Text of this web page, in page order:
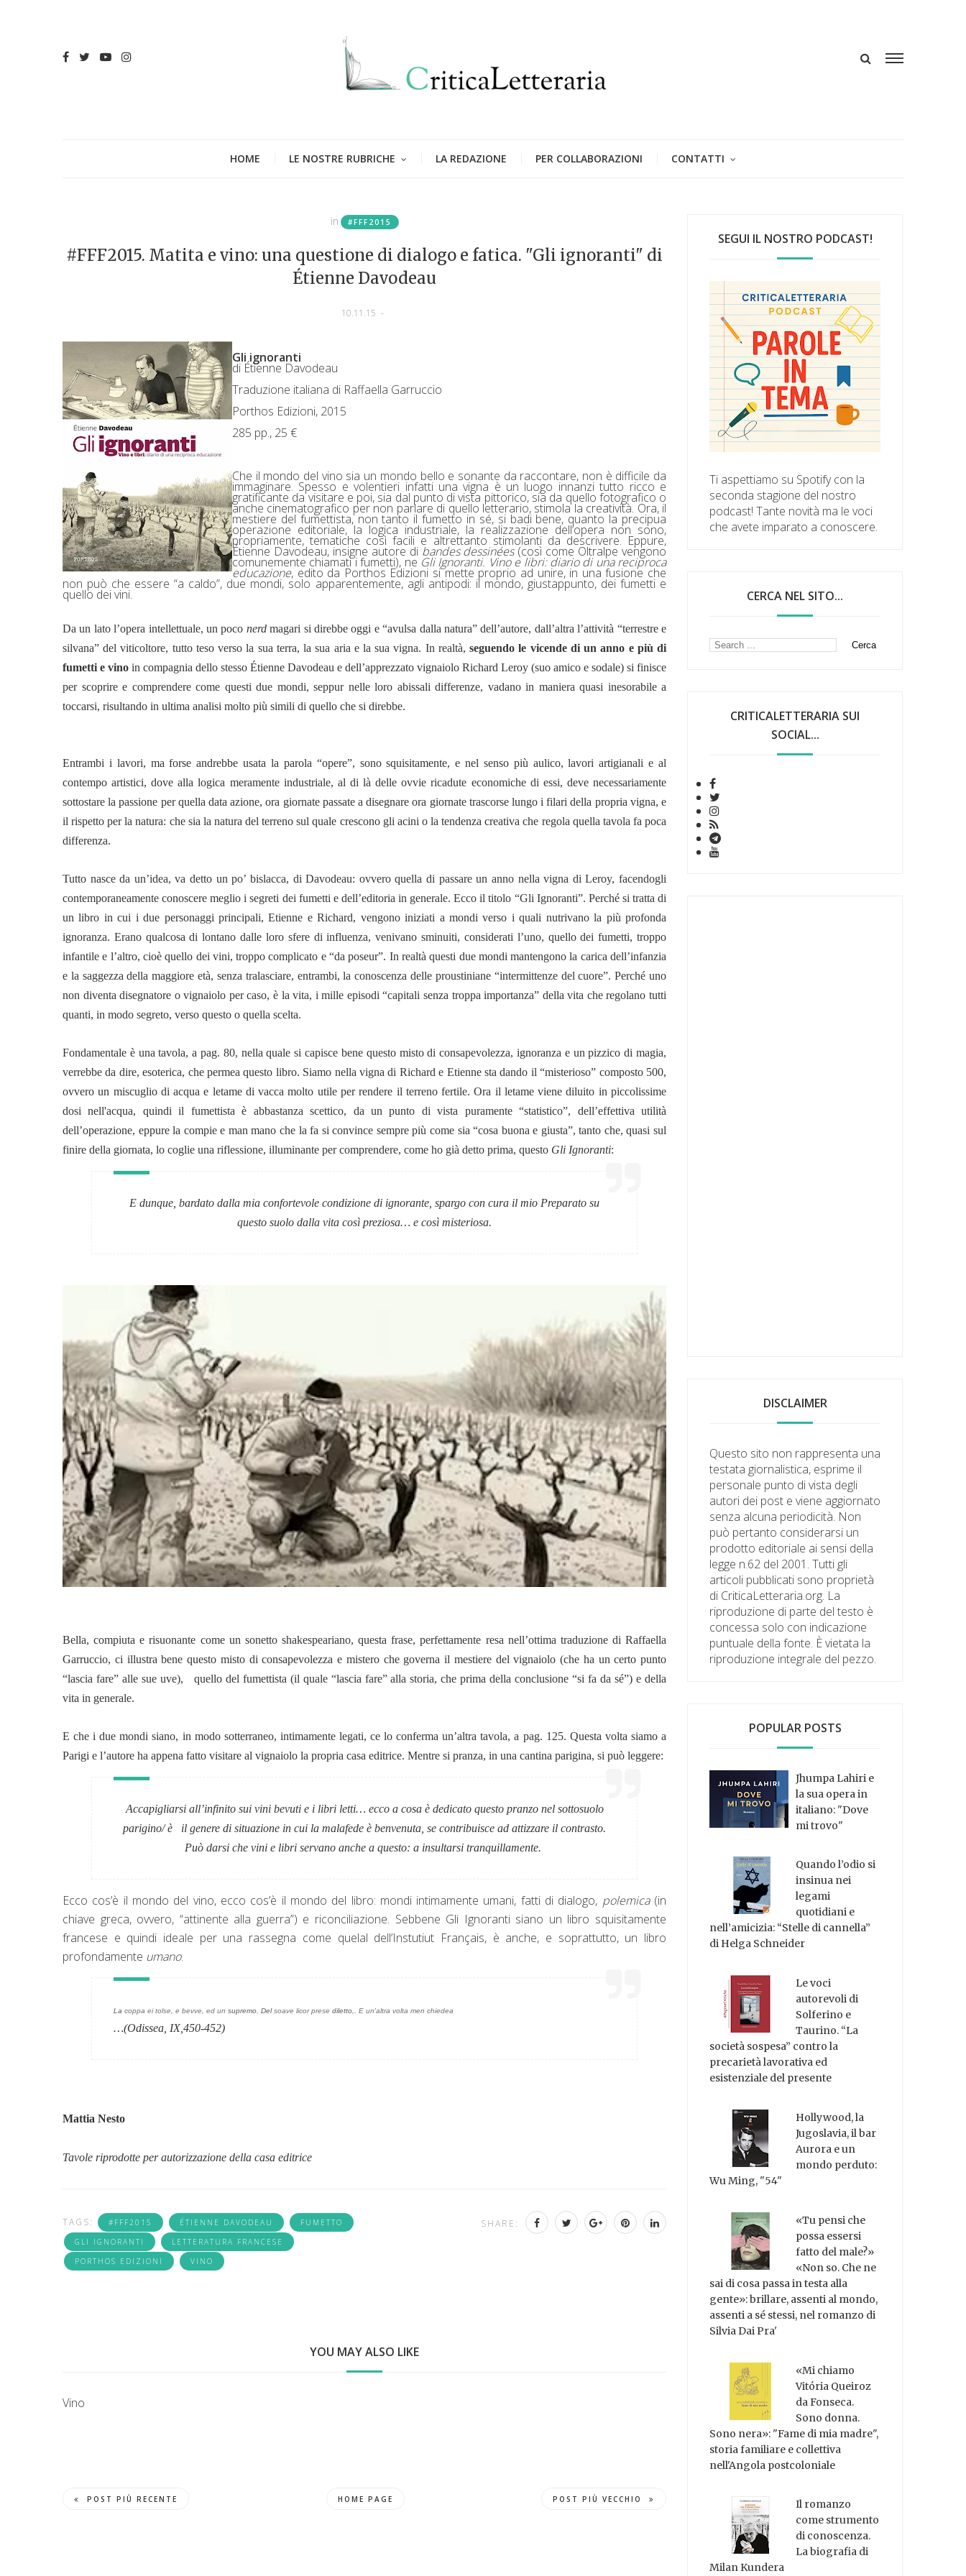
HOME LE NOSTRE RUBRICHE LA REDAZIONE PER COLLABORAZIONI CONTATTI
in #FFF2015
#FFF2015. Matita e vino: una questione di dialogo e fatica. "Gli ignoranti" di
Étienne Davodeau
10.11.15 -
Gli ignoranti
di Étienne Davodeau
Traduzione italiana di Raffaella Garruccio
Porthos Edizioni, 2015
285 pp., 25 €
Che il mondo del vino sia un mondo bello e sonante da raccontare, non è difficile da
immaginare. Spesso e volentieri infatti una vigna è un luogo innanzi tutto ricco e
gratificante da visitare e poi, sia dal punto di vista pittorico, sia da quello fotografico o
anche cinematografico per non parlare di quello letterario, stimola la creatività. Ora, il
mestiere del fumettista, non tanto il fumetto in sé, si badi bene, quanto la precipua
operazione editoriale, la logica industriale, la realizzazione dell’opera non sono,
propriamente, tematiche così facili e altrettanto stimolanti da descrivere. Eppure,
Étienne Davodeau, insigne autore di bandes dessinées(così come Oltralpe vengono
comunemente chiamati i fumetti), ne Gli Ignoranti. Vino e libri: diario di una reciproca
educazione, edito da Porthos Edizioni si mette proprio ad unire, in una fusione che
non può che essere “a caldo”, due mondi, solo apparentemente, agli antipodi: il mondo, giustappunto, dei fumetti e
quello dei vini.
Da un lato l’opera intellettuale, un poco nerdmagari si direbbe oggi e “avulsa dalla natura” dell’autore, dall’altra l’attività “terrestre e
silvana” del viticoltore, tutto teso verso la sua terra, la sua aria e la sua vigna. In realtà,seguendo le vicende di un anno e più di
fumetti e vino in compagnia dello stesso Étienne Davodeau e dell’apprezzato vignaiolo Richard Leroy (suo amico e sodale) si finisce
per scoprire e comprendere come questi due mondi, seppur nelle loro abissali differenze, vadano in maniera quasi inesorabile a
toccarsi, risultando in ultima analisi molto più simili di quello che si direbbe.
Entrambi i lavori, ma forse andrebbe usata la parola “opere”, sono squisitamente, e nel senso più aulico, lavori artigianali e al
contempo artistici, dove alla logica meramente industriale, al di là delle ovvie ricadute economiche di essi, deve necessariamente
sottostare la passione per quella data azione, ora giornate passate a disegnare ora giornate trascorse lungo i filari della propria vigna, e
il rispetto per la natura: che sia la natura del terreno sul quale crescono gli acini o la tendenza creativa che regola quella tavola fa poca
differenza.
Tutto nasce da un’idea, va detto un po’ bislacca, di Davodeau: ovvero quella di passare un anno nella vigna di Leroy, facendogli
contemporaneamente conoscere meglio i segreti dei fumetti e dell’editoria in generale. Ecco il titolo “Gli Ignoranti”. Perché si tratta di
un libro in cui i due personaggi principali, Etienne e Richard, vengono iniziati a mondi verso i quali nutrivano la più profonda
ignoranza. Erano qualcosa di lontano dalle loro sfere di influenza, venivano sminuiti, considerati l’uno, quello dei fumetti, troppo
infantile e l’altro, cioè quello dei vini, troppo complicato e “da poseur”. In realtà questi due mondi mantengono la carica dell’infanzia
e la saggezza della maggiore età, senza tralasciare, entrambi, la conoscenza delle proustiniane “intermittenze del cuore”. Perché uno
non diventa disegnatore o vignaiolo per caso, è la vita, i mille episodi “capitali senza troppa importanza” della vita che regolano tutti
quanti, in modo segreto, verso questo o quella scelta.
Fondamentale è una tavola, a pag. 80, nella quale si capisce bene questo misto di consapevolezza, ignoranza e un pizzico di magia,
verrebbe da dire, esoterica, che permea questo libro. Siamo nella vigna di Richard e Etienne sta dando il “misterioso” composto 500,
ovvero un miscuglio di acqua e letame di vacca molto utile per rendere il terreno fertile. Ora il letame viene diluito in piccolissime
dosi nell'acqua, quindi il fumettista è abbastanza scettico, da un punto di vista puramente “statistico”, dell’effettiva utilità
dell’operazione, eppure la compie e man mano che la fa si convince sempre più come sia “cosa buona e giusta”, tanto che, quasi sul
finire della giornata, lo coglie una riflessione, illuminante per comprendere, come ho già detto prima, questo Gli Ignoranti:
E dunque, bardato dalla mia confortevole condizione di ignorante, spargo con cura il mio Preparato su
questo suolo dalla vita così preziosa… e così misteriosa.
Bella, compiuta e risuonante come un sonetto shakespeariano, questa frase, perfettamente resa nell’ottima traduzione di Raffaella
Garruccio, ci illustra bene questo misto di consapevolezza e mistero che governa il mestiere del vignaiolo (che ha un certo punto
“lascia fare” alle sue uve), quello del fumettista (il quale “lascia fare” alla storia, che prima della conclusione “si fa da sé”) e della
vita in generale.
E che i due mondi siano, in modo sotterraneo, intimamente legati, ce lo conferma un’altra tavola, a pag. 125. Questa volta siamo a
Parigi e l’autore ha appena fatto visitare al vignaiolo la propria casa editrice. Mentre si pranza, in una cantina parigina, si può leggere:
Accapigliarsi all’infinito sui vini bevuti e i libri letti… ecco a cosa è dedicato questo pranzo nel sottosuolo
parigino/ è il genere di situazione in cui la malafede è benvenuta, se contribuisce ad attizzare il contrasto.
Può darsi che vini e libri servano anche a questo: a insultarsi tranquillamente.
Ecco cos’è il mondo del vino, ecco cos’è il mondo del libro: mondi intimamente umani, fatti di dialogo, polemica(in
chiave greca, ovvero, “attinente alla guerra”) e riconciliazione. Sebbene Gli Ignoranti siano un libro squisitamente
francese e quindi ideale per una rassegna come quelal dell’Instutiut Français, è anche, e soprattutto, un libro
profondamente umano.
La coppa ei tolse e bevve ed un supremo. Delsoave licor prese diletto,. E un'altra volta men chiedea
…(Odissea , IX,450-452)
Mattia Nesto
Tavole riprodotte per autorizzazione della casa editrice
TAGS: #FFF2015 ÉTIENNE DAVODEAU
FUMETTO
GLI IGNORANTI
LETTERATURA FRANCESE
PORTHOS EDIZIONI
VINO
SHARE:
YOU MAY ALSO LIKE
Vino
POST PIÙ RECENTE HOME PAGE POST PIÙ VECCHIO
SEGUI IL NOSTRO PODCAST!
Ti aspettiamo su Spotify con la
seconda stagione del nostro
podcast! Tante novità ma le voci
che avete imparato a conoscere.
CERCA NEL SITO...
CRITICALETTERARIA SUI
SOCIAL...
DISCLAIMER
Questo sito non rappresenta una
testata giornalistica, esprime il
personale punto di vista degli
autori dei post e viene aggiornato
senza alcuna periodicità. Non
può pertanto considerarsi un
prodotto editoriale ai sensi della
legge n.62 del 2001. Tutti gli
articoli pubblicati sono proprietà
di CriticaLetteraria.org. La
riproduzione di parte del testo è
concessa solo con indicazione
puntuale della fonte. È vietata la
riproduzione integrale del pezzo.
POPULAR POSTS
Jhumpa Lahiri e
la sua opera in
italiano: "Dove
mi trovo"
Quando l’odio si
insinua nei
legami
quotidiani e
nell’amicizia: “Stelle di cannella”
di Helga Schneider
Le voci
autorevoli di
Solferino e
Taurino. “La
società sospesa” contro la
precarietà lavorativa ed
esistenziale del presente
Hollywood, la
Jugoslavia, il bar
Aurora e un
mondo perduto:
Wu Ming, "54"
«Tu pensi che
possa essersi
fatto del male?»
«Non so. Che ne
sai di cosa passa in testa alla
gente»: brillare, assenti al mondo,
assenti a sé stessi, nel romanzo di
Silvia Dai Pra'
«Mi chiamo
Vitória Queiroz
da Fonseca.
Sono donna.
Sono nera»: "Fame di mia madre",
storia familiare e collettiva
nell'Angola postcoloniale
Il romanzo
come strumento
di conoscenza.
La biografia di
Milan Kundera